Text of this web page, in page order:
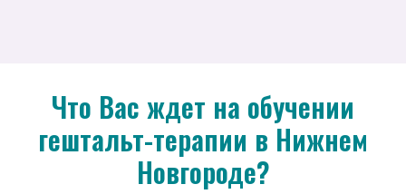
Что Вас ждет на обучении
гештальт-терапии в Нижнем
Новгороде?